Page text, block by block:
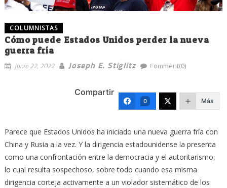
COLUMNISTAS
Cómo puede Estados Unidos perder la nueva
guerra fría
junio 22, 2022 Joseph E. Stiglitz Comment(0)
Compartir
0 Más
Parece que Estados Unidos ha iniciado una nueva guerra fría con
China y Rusia a la vez. Y la dirigencia estadounidense la presenta
como una confrontación entre la democracia y el autoritarismo,
lo cual resulta sospechoso, sobre todo cuando esa misma
dirigencia corteja activamente a un violador sistemático de los